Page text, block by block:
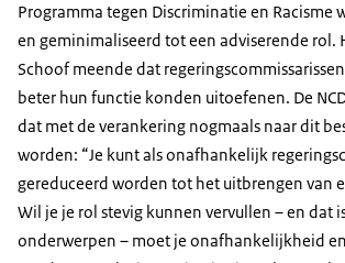
Programma tegen Discriminatie en Racisme
en geminimaliseerd tot een adviserende rol.
Schoof meende dat
beter hun functie konden uitoefenen. De
dat met de verankering nogmaals naar dit
worden: “Je kunt als onafhankelijk
gereduceerd worden tot het uitbrengen van
Wil je je rol stevig kunnen vervullen – en dat
onderwerpen – moet je onafhankelijkheid